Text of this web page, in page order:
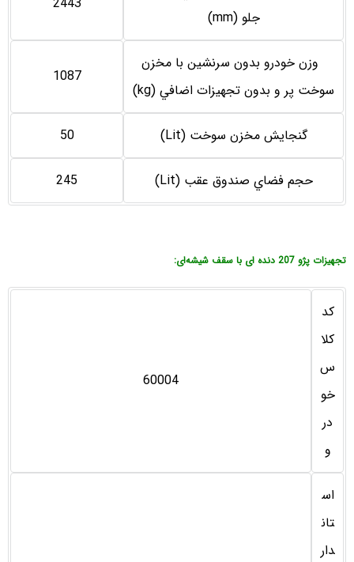
جلو (mm)
وزن خودرو بدون سرنشين با مخزن
سوخت پر و بدون تجهيزات اضافي (kg)
1087
گنجايش مخزن سوخت (Lit) 50
حجم فضاي صندوق عقب (Lit) 245
تجهیزات پژو 207 دنده ای با سقف شیشه‌ای:
کد
کلا
س
خو
در
و
60004
اس
تان
دار